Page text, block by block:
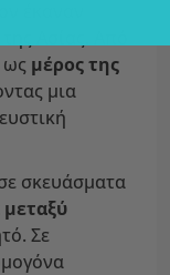
ως μέρος της
μια
σκευάσματα
Σε